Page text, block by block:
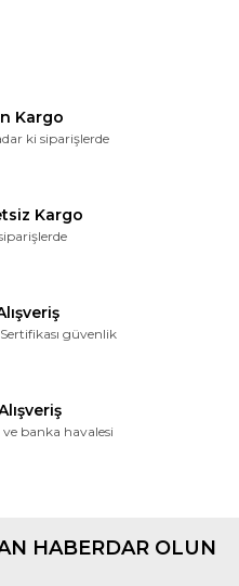
Kargo
ki siparişlerde
Kargo
güvenlik
ve banka havalesi
HABERDAR OLUN